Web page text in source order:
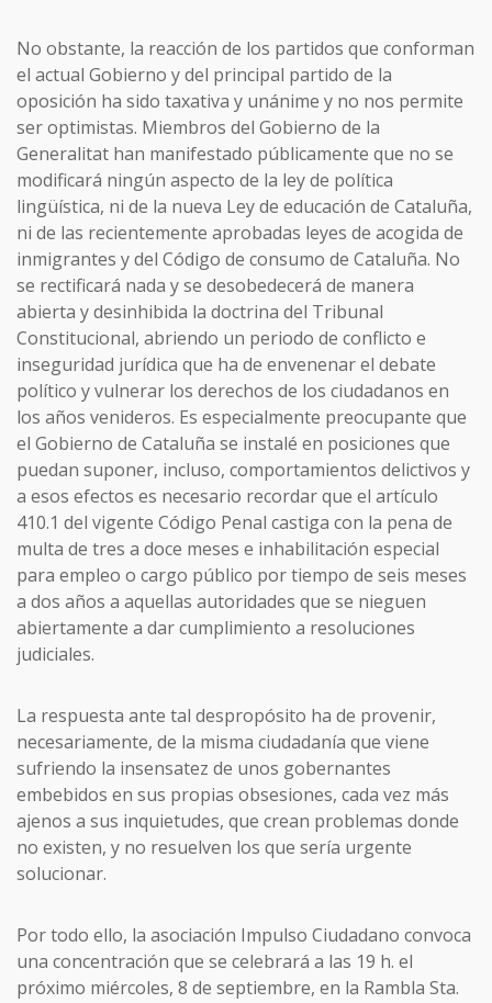
No obstante, la reacción de los partidos que conforman
el actual Gobierno y del principal partido de la
oposición ha sido taxativa y unánime y no nos permite
ser optimistas. Miembros del Gobierno de la
Generalitat han manifestado públicamente que no se
modificará ningún aspecto de la ley de política
lingüística, ni de la nueva Ley de educación de Cataluña,
ni de las recientemente aprobadas leyes de acogida de
inmigrantes y del Código de consumo de Cataluña. No
se rectificará nada y se desobedecerá de manera
abierta y desinhibida la doctrina del Tribunal
Constitucional, abriendo un periodo de conflicto e
inseguridad jurídica que ha de envenenar el debate
político y vulnerar los derechos de los ciudadanos en
los años venideros. Es especialmente preocupante que
el Gobierno de Cataluña se instalé en posiciones que
puedan suponer, incluso, comportamientos delictivos y
a esos efectos es necesario recordar que el artículo
410.1 del vigente Código Penal castiga con la pena de
multa de tres a doce meses e inhabilitación especial
para empleo o cargo público por tiempo de seis meses
a dos años a aquellas autoridades que se nieguen
abiertamente a dar cumplimiento a resoluciones
judiciales.
La respuesta ante tal despropósito ha de provenir,
necesariamente, de la misma ciudadanía que viene
sufriendo la insensatez de unos gobernantes
embebidos en sus propias obsesiones, cada vez más
ajenos a sus inquietudes, que crean problemas donde
no existen, y no resuelven los que sería urgente
solucionar.
Por todo ello, la asociación Impulso Ciudadano convoca
una concentración que se celebrará a las 19 h. el
próximo miércoles, 8 de septiembre, en la Rambla Sta.